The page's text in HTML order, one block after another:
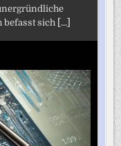
befasst sich [...]